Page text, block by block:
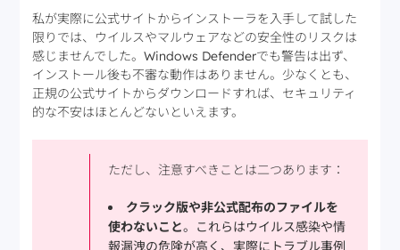
私が実際に公式サイトからインストーラを入手して試した
限りでは、ウイルスやマルウェアなどの安全性のリスクは
感じませんでした。Windows Defenderでも警告は出ず、
インストール後も不審な動作はありません。少なくとも、
正規の公式サイトからダウンロードすれば、セキュリティ
的な不安はほとんどないといえます。
ただし、注意すべきことは二つあります：
クラック版や非公式配布のファイルを
使わないこと。これらはウイルス感染や情
報漏洩の危険が高く、実際にトラブル事例